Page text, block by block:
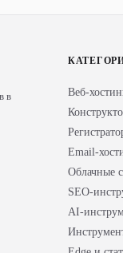
в
Веб-
Email-
Облачные
SEO-
AI-